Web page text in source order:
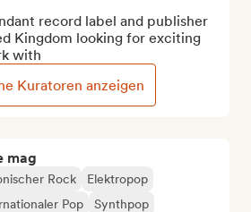
mag
Rock
Elektropop
Pop Synthpop
record label and publisher
Kingdom looking for exciting
with
Kuratoren anzeigen